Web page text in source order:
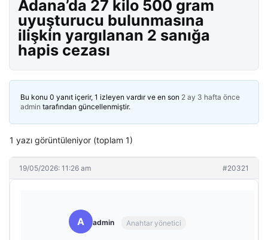
Adana’da 27 kilo 500 gram
uyuşturucu bulunmasına
ilişkin yargılanan 2 sanığa
hapis cezası
Bu konu 0 yanıt içerir, 1 izleyen vardır ve en son 2 ay 3 hafta önce
admin tarafından güncellenmiştir.
1 yazı görüntüleniyor (toplam 1)
19/05/2026: 11:26 am #20321
A admin Anahtar yönetici